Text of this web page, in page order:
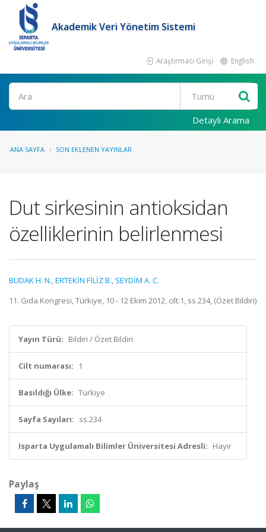
Akademik Veri Yönetim Sistemi
Araştırmacı Girişi English
Ara
Detaylı Arama
ANA SAYFA SON EKLENEN YAYINLAR
Dut sirkesinin antioksidan
özelliklerinin belirlenmesi
BUDAK H. N.,ERTEKİN FİLİZ B., SEYDİM A. C.
11. Gıda Kongresi, Türkiye, 10 - 12 Ekim 2012, cilt.1, ss.234, (Özet Bildiri)
Yayın Türü: Bildiri / Özet Bildiri
Cilt numarası: 1
Basıldığı Ülke: Türkiye
Sayfa Sayıları: ss.234
Isparta Uygulamalı Bilimler Üniversitesi Adresli: Hayır
Paylaş